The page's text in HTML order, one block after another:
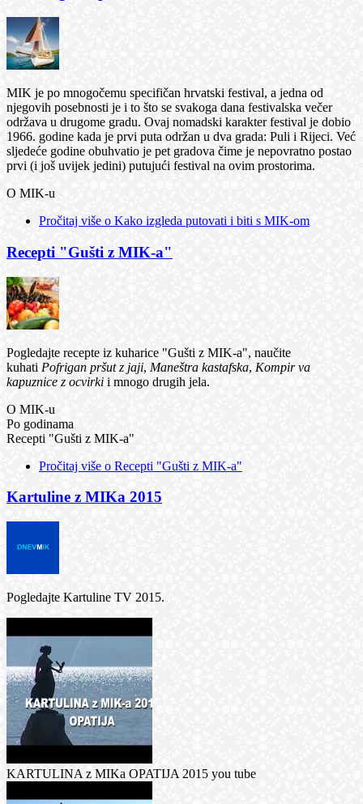
MIK je po mnogočemu specifičan hrvatski festival, a jedna od
njegovih posebnosti je i to što se svakoga dana festivalska večer
održava u drugome gradu. Ovaj nomadski karakter festival je dobio
1966. godine kada je prvi puta održan u dva grada: Puli i Rijeci. Već
sljedeće godine obuhvatio je pet gradova čime je nepovratno postao
prvi (i još uvijek jedini) putujući festival na ovim prostorima.
O MIK-u
Pročitaj više o Kako izgleda putovati i biti s MIK-om
Recepti "Gušti z MIK-a"
Pogledajte recepte iz kuharice "Gušti z MIK-a", naučite
kuhati Pofrigan pršut z jaji, Maneštra kastafska, Kompir va
kapuznice z ocvirki i mnogo drugih jela.
O MIK-u
Po godinama
Recepti "Gušti z MIK-a"
Pročitaj više o Recepti "Gušti z MIK-a"
Kartuline z MIKa 2015
Pogledajte Kartuline TV 2015.
KARTULINA z MIKa OPATIJA 2015 you tube